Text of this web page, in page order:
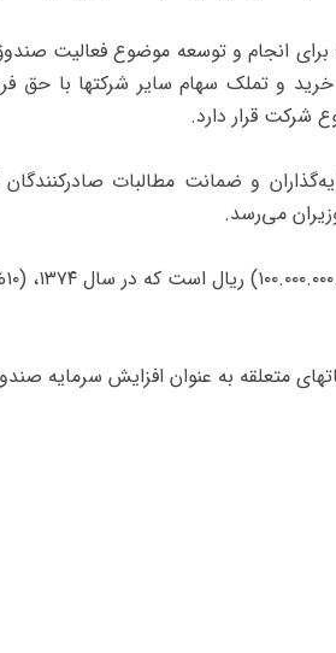
که برای انجام و توسعه موضوع
خرید و تملک سهام سایر شرکتها با
شرکت قرار دارد.
و ضمانت مطالبات
می‌رسد.
متعلقه به عنوان افزایش سرمایه